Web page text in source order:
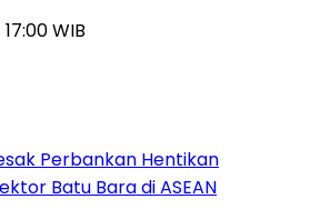
WIB
Perbankan Hentikan
Batu Bara di ASEAN